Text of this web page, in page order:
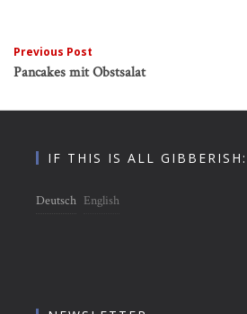
Post
Previous Post
Pancakes mit Obstsalat
IF THIS IS ALL GIBBERISH:
Deutsch English